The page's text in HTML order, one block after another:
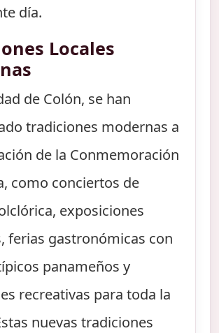
día.
Locales
de Colón, se han
tradiciones modernas a
de la Conmemoración
como conciertos de
exposiciones
ferias gastronómicas con
panameños y
recreativas para toda la
nuevas tradiciones